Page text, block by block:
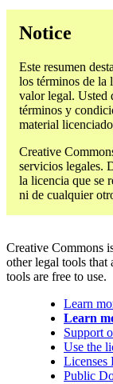
Notice
Este resumen
los términos de la
valor legal. Usted
términos y
material
Creative
servicios legales.
la licencia que se
ni de cualquier
Creative Commons
other legal tools that
tools are free to use.
Learn
Learn
Support
Use the
Licenses
Public